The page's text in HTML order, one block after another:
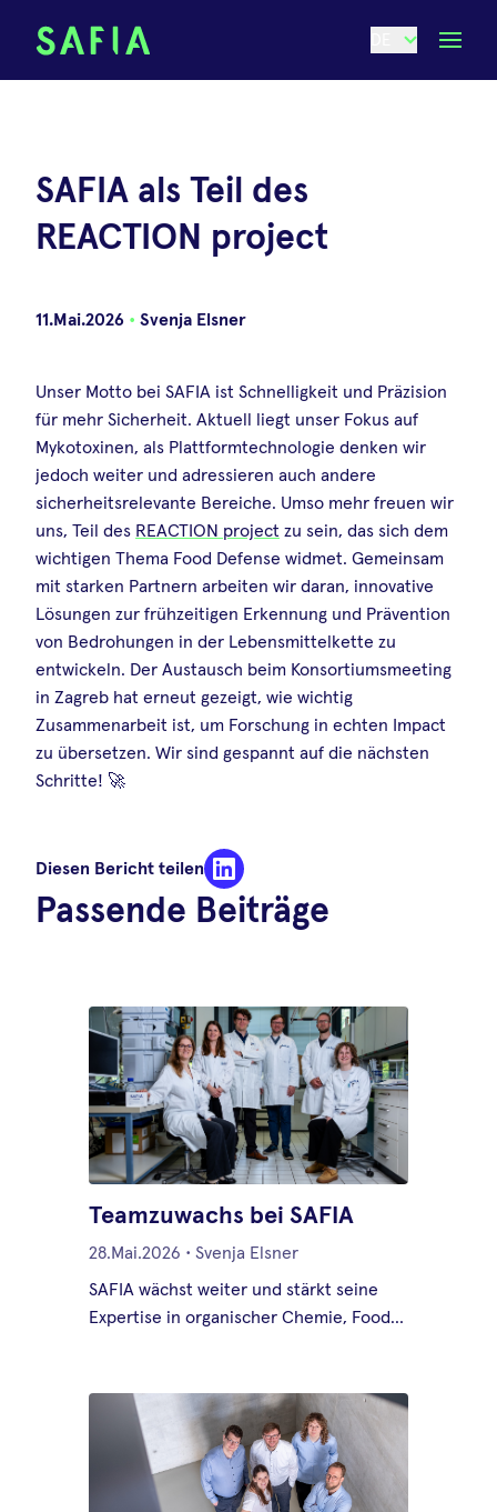
SAFIA als Teil des
REACTION project
11.Mai.2026 • Svenja Elsner
Unser Motto bei SAFIA ist Schnelligkeit und Präzision
für mehr Sicherheit. Aktuell liegt unser Fokus auf
Mykotoxinen, als Plattformtechnologie denken wir
jedoch weiter und adressieren auch andere
sicherheitsrelevante Bereiche. Umso mehr freuen wir
uns, Teil des REACTION project zu sein, das sich dem
wichtigen Thema Food Defense widmet. Gemeinsam
mit starken Partnern arbeiten wir daran, innovative
Lösungen zur frühzeitigen Erkennung und Prävention
von Bedrohungen in der Lebensmittelkette zu
entwickeln. Der Austausch beim Konsortiumsmeeting
in Zagreb hat erneut gezeigt, wie wichtig
Zusammenarbeit ist, um Forschung in echten Impact
zu übersetzen. Wir sind gespannt auf die nächsten
Schritte! 🚀
Diesen Bericht teilen
Passende Beiträge
Teamzuwachs bei SAFIA
28.Mai.2026 • Svenja Elsner
SAFIA wächst weiter und stärkt seine
Expertise in organischer Chemie, Food